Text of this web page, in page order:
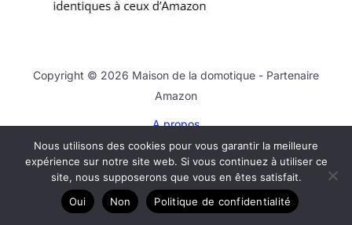
Copyright © 2026 Maison de la domotique - Partenaire
Amazon
A propos
Contact
Plan du site
Mentions légales
Politique de confidentialité
Nous utilisons des cookies pour vous garantir la meilleure
expérience sur notre site web. Si vous continuez à utiliser ce
site, nous supposerons que vous en êtes satisfait.
Oui
Non Politique de confidentialité